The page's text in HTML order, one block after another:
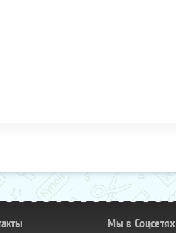
Мы в Соцсетях